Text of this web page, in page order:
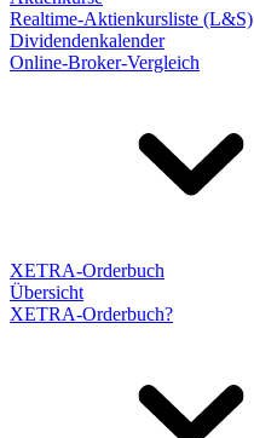
Realtime-Aktienkursliste (L&S)
Dividendenkalender
Online-Broker-Vergleich
XETRA-Orderbuch
Übersicht
XETRA-Orderbuch?